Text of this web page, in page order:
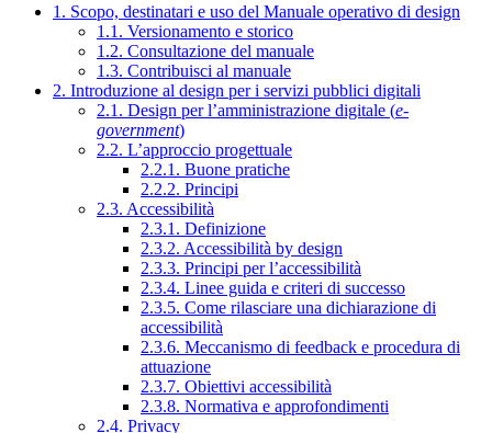
1. Scopo, destinatari e uso del Manuale operativo di design
1.1. Versionamento e storico
1.2. Consultazione del manuale
1.3. Contribuisci al manuale
2. Introduzione al design per i servizi pubblici digitali
2.1. Design per l’amministrazione digitale (e-
government)
2.2. L’approccio progettuale
2.2.1. Buone pratiche
2.2.2. Principi
2.3. Accessibilità
2.3.1. Definizione
2.3.2. Accessibilità by design
2.3.3. Principi per l’accessibilità
2.3.4. Linee guida e criteri di successo
2.3.5. Come rilasciare una dichiarazione di
accessibilità
2.3.6. Meccanismo di feedback e procedura di
attuazione
2.3.7. Obiettivi accessibilità
2.3.8. Normativa e approfondimenti
2.4. Privacy